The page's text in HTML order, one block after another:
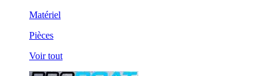
Matériel
Pièces
Voir tout